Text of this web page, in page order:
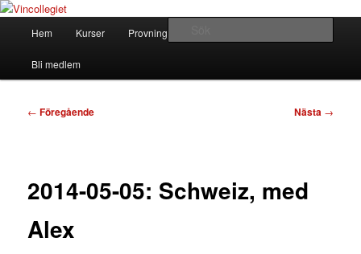
Hoppa
innehållVincollegiet
Hem Kurser Provningar
Bli medlem
Inläggsnavigering
← Föregående Nästa →
2014-05-05: Schweiz, med
Alex